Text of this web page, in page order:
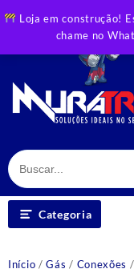
Loja em construção!
chame no
to
Categoria
Início /Gás / Conexões